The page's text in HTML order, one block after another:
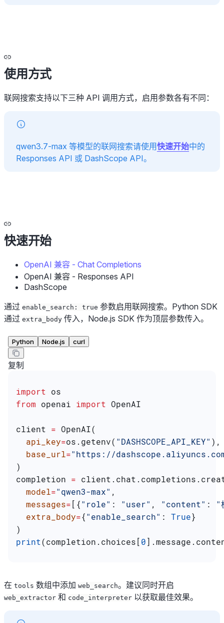
使用方式
联网搜索支持以下三种 API 调用方式，启用参数各有不同：
qwen3.7-max 等模型的联网搜索请使用快速开始中的
Responses API 或 DashScope API。
快速开始
OpenAI 兼容 - Chat Completions
OpenAI 兼容 - Responses API
DashScope
通过 enable_search: true 参数启用联网搜索。Python SDK
通过 extra_body 传入，Node.js SDK 作为顶层参数传入。
Python Node.js curl
复制
import os
from openai import OpenAI
client = OpenAI(
  api_key
=os.getenv( "DASHSCOPE_API_KEY" ),
  base_url
="https://
)
completion =
  model
="qwen3-max" ,
  messages
= [{"role" : "user" , "content" : "
  extra_body
={"enable_search" : True}
)
print(completion.choices[0
在 tools 数组中添加 web_search。建议同时开启
web_extractor 和 code_interpreter 以获取最佳效果。